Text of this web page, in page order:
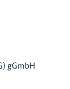
gGmbH